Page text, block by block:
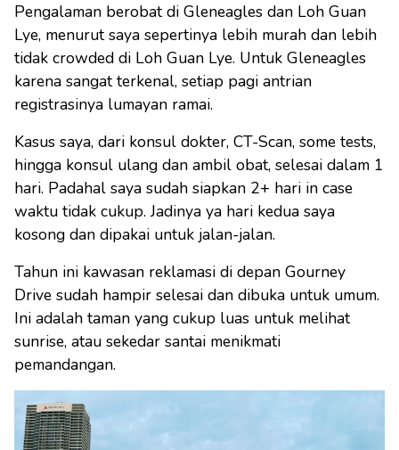
Pengalaman berobat di Gleneagles dan Loh Guan
Lye, menurut saya sepertinya lebih murah dan lebih
tidak crowded di Loh Guan Lye. Untuk Gleneagles
karena sangat terkenal, setiap pagi antrian
registrasinya lumayan ramai.
Kasus saya, dari konsul dokter, CT-Scan, some tests,
hingga konsul ulang dan ambil obat, selesai dalam 1
hari. Padahal saya sudah siapkan 2+ hari in case
waktu tidak cukup. Jadinya ya hari kedua saya
kosong dan dipakai untuk jalan-jalan.
Tahun ini kawasan reklamasi di depan Gourney
Drive sudah hampir selesai dan dibuka untuk umum.
Ini adalah taman yang cukup luas untuk melihat
sunrise, atau sekedar santai menikmati
pemandangan.